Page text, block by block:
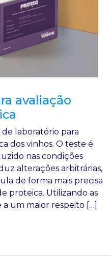
avaliação
laboratório para
dos vinhos. O teste é
nas condições
alterações arbitrárias,
de forma mais precisa
proteica. Utilizando as
um maior respeito […]
– Kit para avaliação